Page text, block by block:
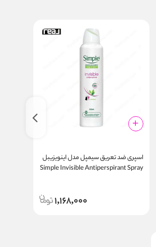
اسپری ضد تعریق سیمپل مدل اینویزیبل
Simple Invisible Antiperspirant Spray
1,168,000